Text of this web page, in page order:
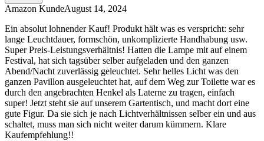
Amazon KundeAugust 14, 2024
Ein absolut lohnender Kauf! Produkt hält was es verspricht: sehr
lange Leuchtdauer, formschön, unkomplizierte Handhabung usw.
Super Preis-Leistungsverhältnis! Hatten die Lampe mit auf einem
Festival, hat sich tagsüber selber aufgeladen und den ganzen
Abend/Nacht zuverlässig geleuchtet. Sehr helles Licht was den
ganzen Pavillon ausgeleuchtet hat, auf dem Weg zur Toilette war es
durch den angebrachten Henkel als Laterne zu tragen, einfach
super! Jetzt steht sie auf unserem Gartentisch, und macht dort eine
gute Figur. Da sie sich je nach Lichtverhältnissen selber ein und aus
schaltet, muss man sich nicht weiter darum kümmern. Klare
Kaufempfehlung!!